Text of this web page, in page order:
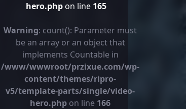
hero.phpon line 165
Warning: count(): Parameter must
be an array or an object that
implements Countable in
/www/wwwroot/przixue.com/wp-
content/themes/ripro-
v5/template-parts/single/video-
hero.php on line 166